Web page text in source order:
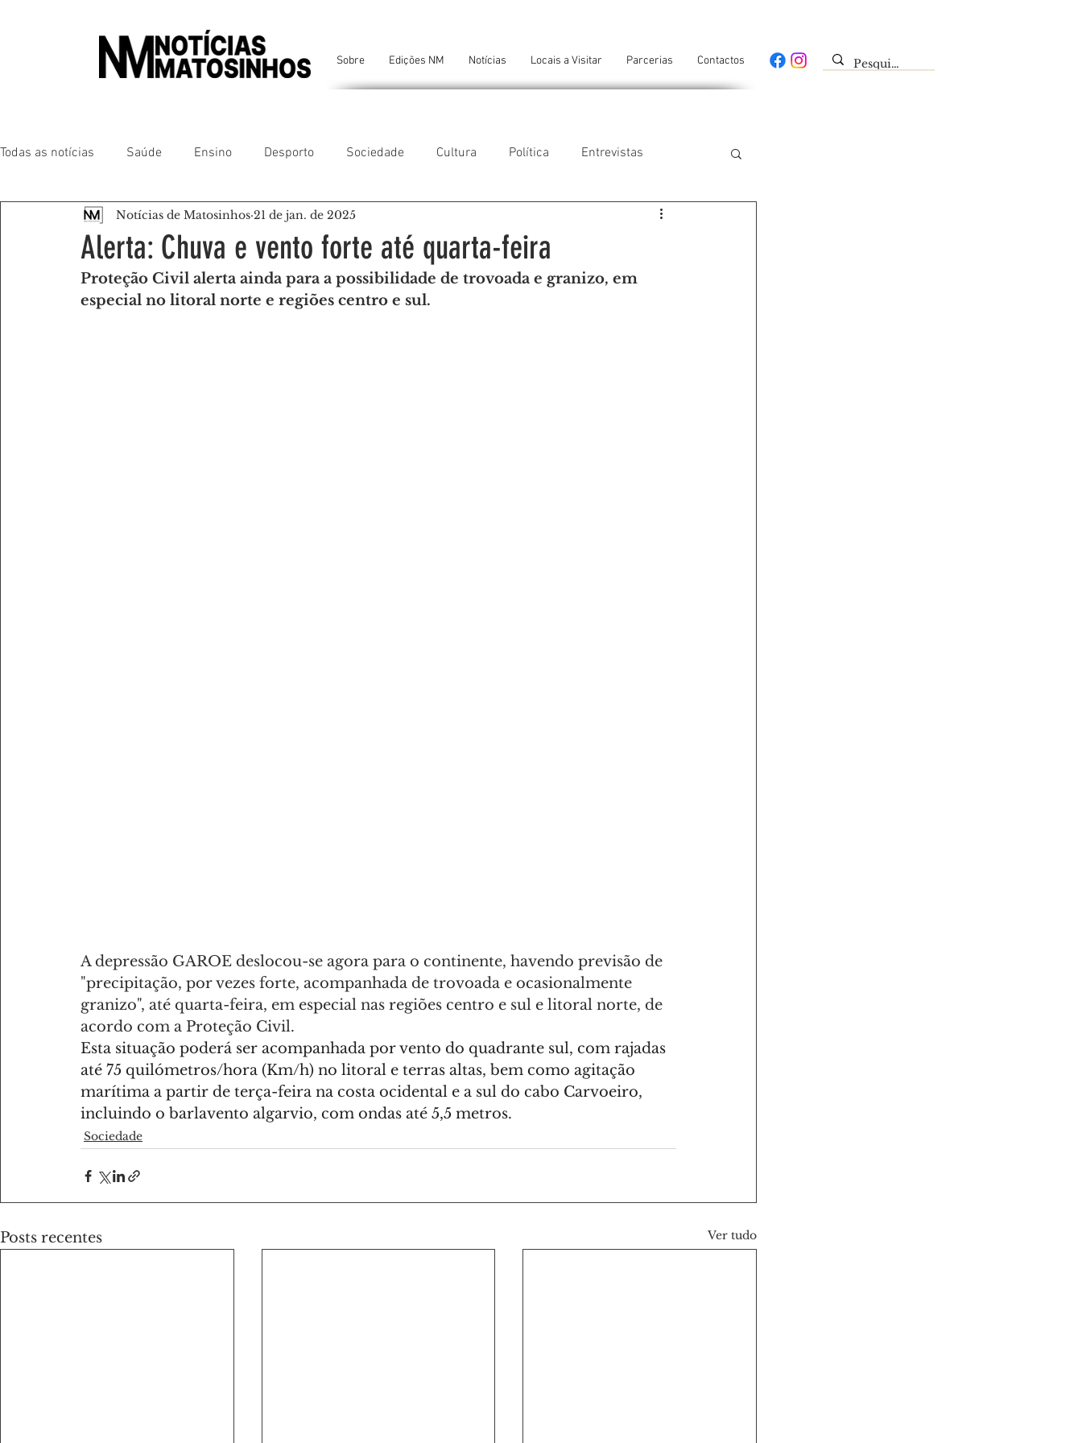
Sobre Edições NM Notícias Locais a Visitar Parcerias Contactos
Todas as notícias Saúde Ensino Desporto Sociedade Cultura Política Entrevistas
Matosinhos Leça da Palmeira Custóias Leça do Balio
São Mamede de Infesta Perafita Lavra Santa Cruz do Bispo Ambiente Tecnologia
Alerta: Chuva e vento forte até quarta-feira
Notícias de Matosinhos 21 de jan. de 2025
Proteção Civil alerta ainda para a possibilidade de trovoada e granizo, em
especial no litoral norte e regiões centro e sul.
A depressão GAROE deslocou-se agora para o continente, havendo previsão de
"precipitação, por vezes forte, acompanhada de trovoada e ocasionalmente
granizo", até quarta-feira, em especial nas regiões centro e sul e litoral norte, de
acordo com a Proteção Civil.
Esta situação poderá ser acompanhada por vento do quadrante sul, com rajadas
até 75 quilómetros/hora (Km/h) no litoral e terras altas, bem como agitação
marítima a partir de terça-feira na costa ocidental e a sul do cabo Carvoeiro,
incluindo o barlavento algarvio, com ondas até 5,5 metros.
Sociedade
Posts recentes Ver tudo